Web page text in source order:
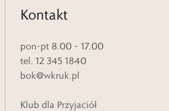
Kontakt
pon-pt 8.00 – 17.00
tel. 12 345 1840
bok@wkruk.pl
Klub dla Przyjaciół